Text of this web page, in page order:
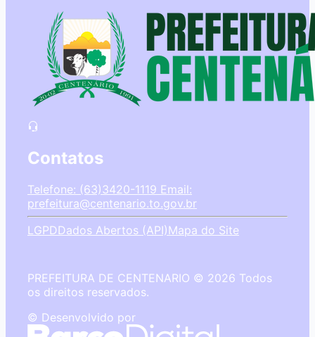
Contatos
Telefone: (63)3420-1119 Email:
prefeitura@centenario.to.gov.br
LGPDDados Abertos (API)Mapa do Site
PREFEITURA DE CENTENARIO © 2026 Todos
os direitos reservados.
© Desenvolvido por